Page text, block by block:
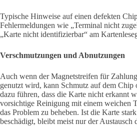
Typische Hinweise auf einen defekten
Fehlermeldungen wie „Terminal nicht
„Karte nicht identifizierbar“ am
Verschmutzungen und Abnutzungen
Auch wenn der Magnetstreifen für
genutzt wird, kann Schmutz auf dem Chip
dazu führen, dass die Karte nicht erkannt
vorsichtige Reinigung mit einem weichen
das Problem zu beheben. Ist die Karte
beschädigt, bleibt meist nur der Austausch